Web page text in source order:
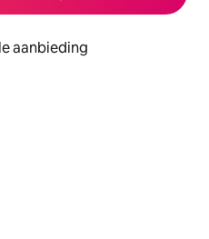
aanbieding